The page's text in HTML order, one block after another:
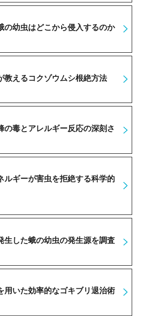
の幼虫はどこから侵入するのか
教えるコクゾウムシ根絶方法
の毒とアレルギー反応の深刻さ
ルギーが害虫を拒絶する科学的
生した蛾の幼虫の発生源を調査
用いた効率的なゴキブリ退治術